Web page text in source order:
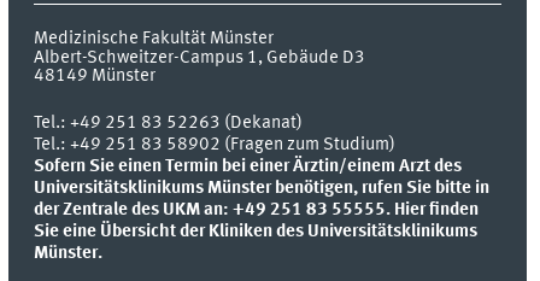
Medizinische Fakultät Münster
Albert-Schweitzer-Campus 1, Gebäude D3
48149 Münster
Tel.:+49 251 83 52263 (Dekanat)
Tel.: +49 251 83 58902 (Fragen zum Studium)
Sofern Sie einen Termin bei einer Ärztin/einem Arzt des
Universitätsklinikums Münster benötigen, rufen Sie bitte in
der Zentrale des UKM an: +49 251 83 55555. Hier finden
Sie eine Übersicht der Kliniken des Universitätsklinikums
Münster.